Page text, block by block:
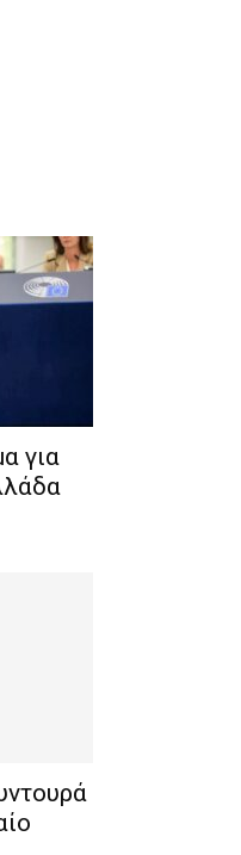
για